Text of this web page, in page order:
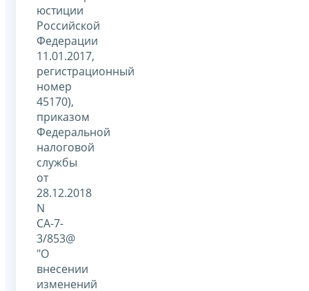
юстиции
Российской
Федерации
11.01.2017,
регистрационный
номер
45170),
приказом
Федеральной
налоговой
службы
от
28.12.2018
N
СА-7-
3/853@
"О
внесении
изменений